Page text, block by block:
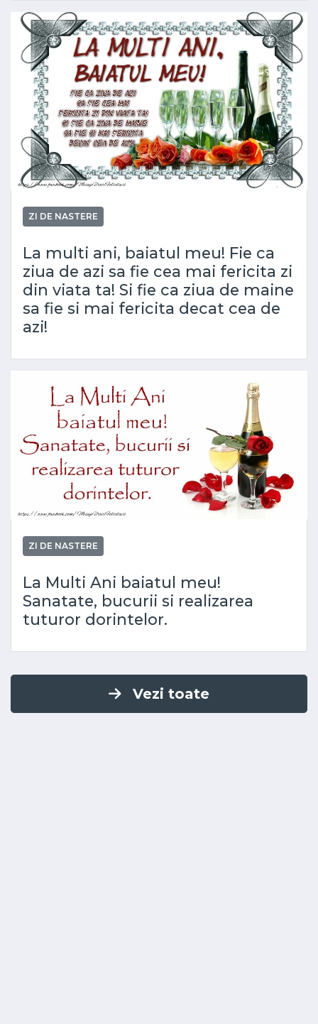
ZI DE NASTERE
La multi ani, baiatul meu! Fie ca
ziua de azi sa fie cea mai fericita zi
din viata ta! Si fie ca ziua de maine
sa fie si mai fericita decat cea de
azi!
ZI DE NASTERE
La Multi Ani baiatul meu!
Sanatate, bucurii si realizarea
tuturor dorintelor.
Vezi toate